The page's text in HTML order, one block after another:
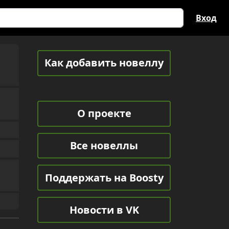
Вход
Как добавить новеллу
О проекте
Все новеллы
Поддержать на Boosty
Новости в VK